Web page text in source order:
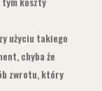
użyciu takiego
chyba że
zwrotu, który